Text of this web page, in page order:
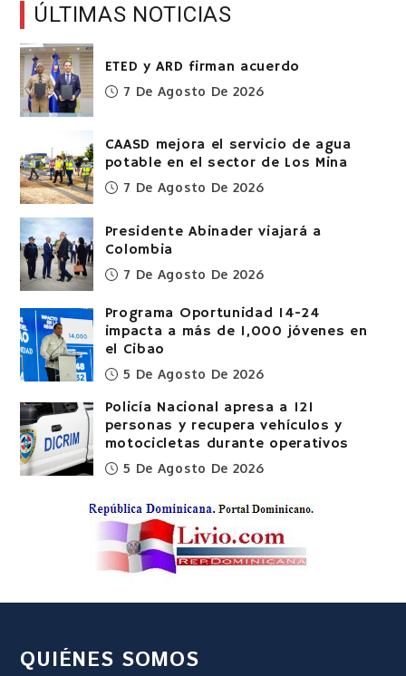
ÚLTIMAS NOTICIAS
ETED y ARD firman acuerdo
7 De Agosto De 2026
CAASD mejora el servicio de agua
potable en el sector de Los Mina
7 De Agosto De 2026
Presidente Abinader viajará a
Colombia
7 De Agosto De 2026
Programa Oportunidad 14-24
impacta a más de 1,000 jóvenes en
el Cibao
5 De Agosto De 2026
Policía Nacional apresa a 121
personas y recupera vehículos y
motocicletas durante operativos
5 De Agosto De 2026
QUIÉNES SOMOS